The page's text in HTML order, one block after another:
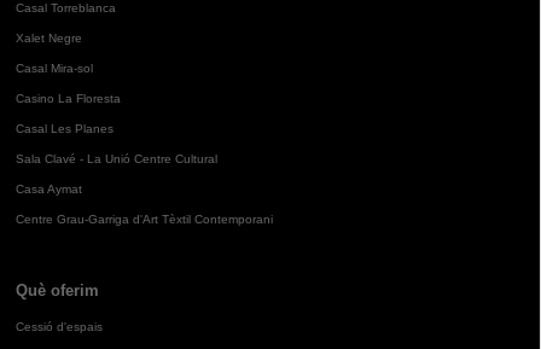
Casal Torreblanca
Xalet Negre
Casal Mira-sol
Casino La Floresta
Casal Les Planes
Sala Clavé - La Unió Centre Cultural
Casa Aymat
Centre Grau-Garriga d'Art Tèxtil Contemporani
Què oferim
Cessió d'espais